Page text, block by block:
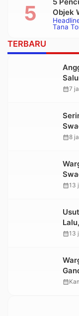
Tana
Objek
Polisi
TERBARU
calendar_month7
calendar_month8
calendar_month13
calendar_month13
calendar_month